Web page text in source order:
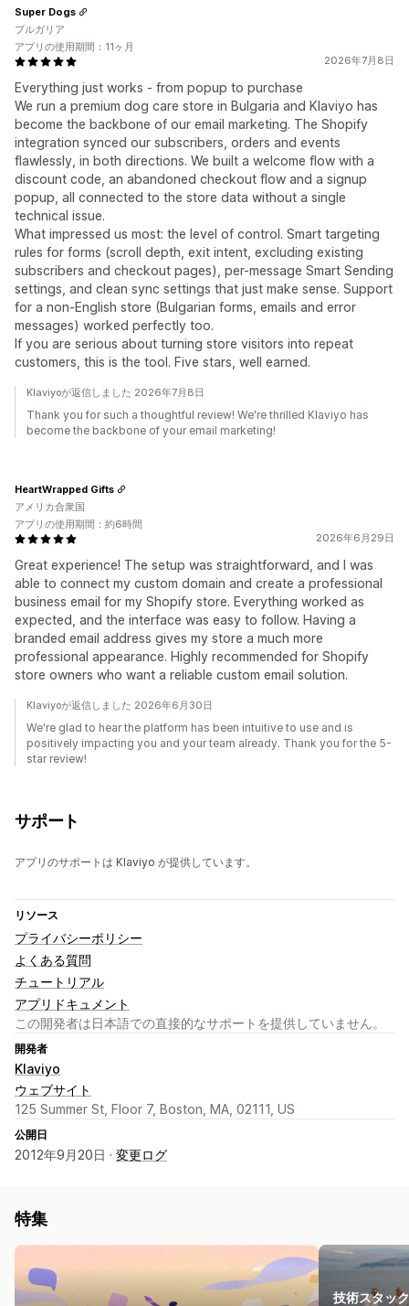
2026年7月8日
Everything just works - from popup to purchase
We run a premium dog care store in Bulgaria and Klaviyo has
become the backbone of our email marketing. The Shopify
integration synced our subscribers, orders and events
flawlessly, in both directions. We built a welcome flow with a
discount code, an abandoned checkout flow and a signup
popup, all connected to the store data without a single
technical issue.
What impressed us most: the level of control. Smart targeting
rules for forms (scroll depth, exit intent, excluding existing
subscribers and checkout pages), per-message Smart Sending
settings, and clean sync settings that just make sense. Support
for a non-English store (Bulgarian forms, emails and error
messages) worked perfectly too.
If you are serious about turning store visitors into repeat
customers, this is the tool. Five stars, well earned.
Super Dogs
ブルガリア
アプリの使用期間：11ヶ月
Klaviyoが返信しました 2026年7月8日
Thank you for such a thoughtful review! We're thrilled Klaviyo has
become the backbone of your email marketing!
2026年6月29日
Great experience! The setup was straightforward, and I was
able to connect my custom domain and create a professional
business email for my Shopify store. Everything worked as
expected, and the interface was easy to follow. Having a
branded email address gives my store a much more
professional appearance. Highly recommended for Shopify
store owners who want a reliable custom email solution.
HeartWrapped Gifts
アメリカ合衆国
アプリの使用期間：約6時間
Klaviyoが返信しました 2026年6月30日
We're glad to hear the platform has been intuitive to use and is
positively impacting you and your team already. Thank you for the 5-
star review!
サポート
アプリのサポートは Klaviyo が提供しています。
リソース
プライバシーポリシー
よくある質問
チュートリアル
アプリドキュメント
この開発者は日本語での直接的なサポートを提供していません。
開発者
Klaviyo
ウェブサイト
125 Summer St, Floor 7, Boston, MA, 02111, US
公開日
2012年9月20日 · 変更ログ
特集
技術スタック